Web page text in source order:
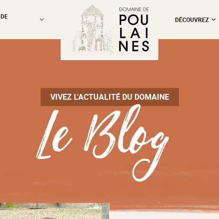
DÉCOUVREZ
VIVEZ L'ACTUALITÉ DU DOMAINE
Le Blog